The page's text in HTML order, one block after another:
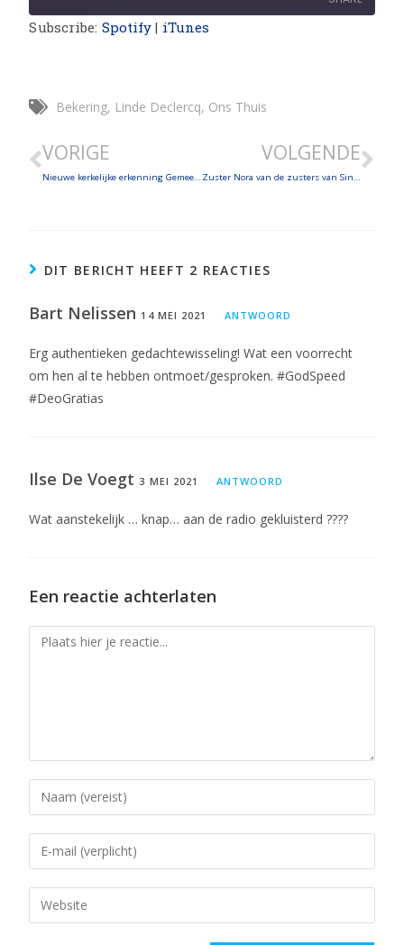
Subscribe: Spotify | iTunes
Bekering, Linde Declercq, Ons Thuis
VORIGE VOLGENDE
DIT BERICHT HEEFT 2 REACTIES
Bart Nelissen 14 MEI 2021 ANTWOORD
Erg authentieken gedachtewisseling! Wat een voorrecht
om hen al te hebben ontmoet/gesproken. #GodSpeed
#DeoGratias
Ilse De Voegt 3 MEI 2021 ANTWOORD
Wat aanstekelijk … knap… aan de radio gekluisterd ????
Een reactie achterlaten